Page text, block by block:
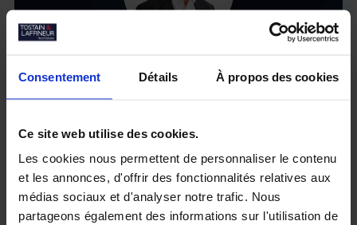
Consentement Détails À propos des cookies
Ce site web utilise des cookies.
Les cookies nous permettent de personnaliser le contenu
et les annonces, d'offrir des fonctionnalités relatives aux
médias sociaux et d'analyser notre trafic. Nous
partageons également des informations sur l'utilisation de